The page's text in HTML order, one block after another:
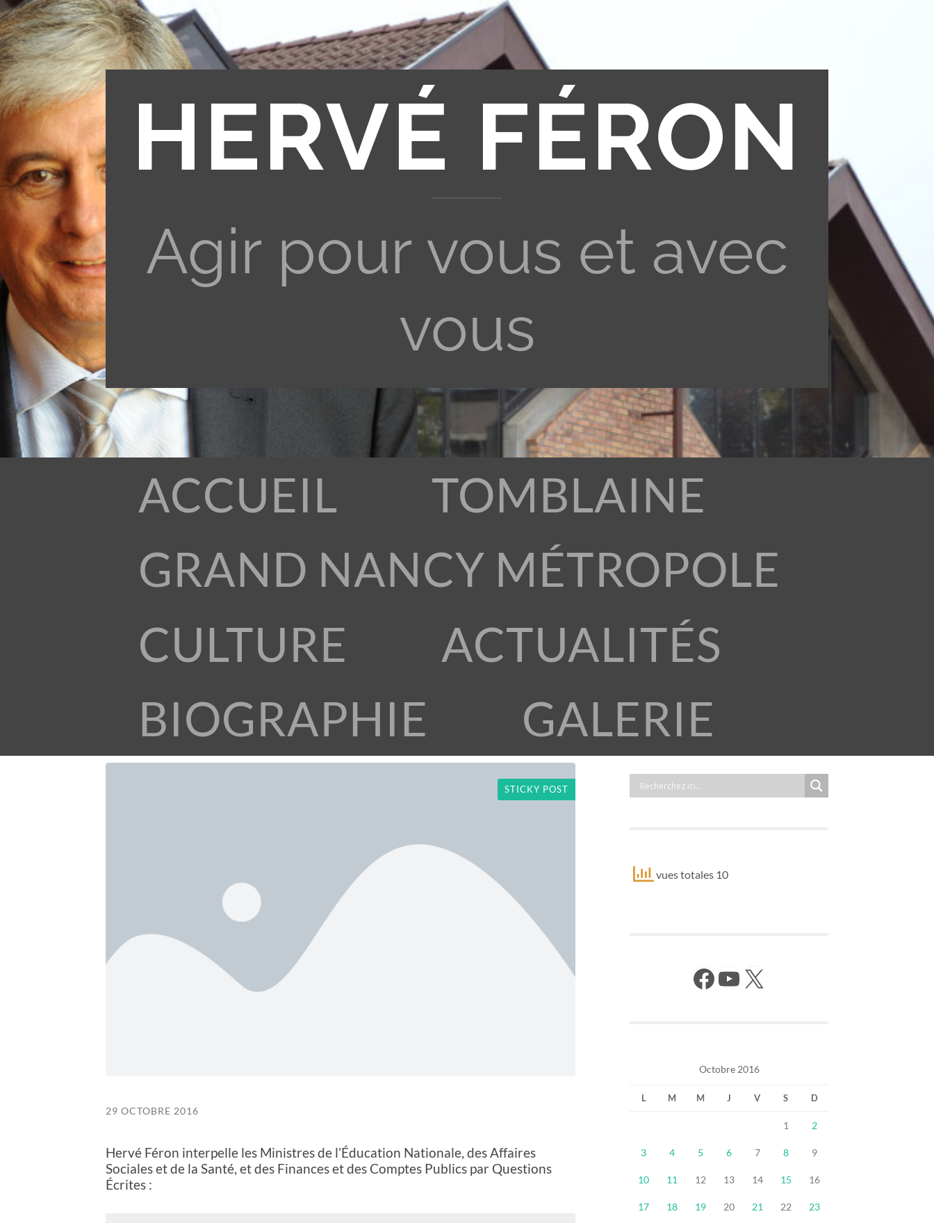
HERVÉ FÉRON
Agir pour vous et avec
vous
ACCUEIL
TOMBLAINE
GRAND NANCY MÉTROPOLE
CULTURE
ACTUALITÉS
BIOGRAPHIE
GALERIE
STICKY POST
29 OCTOBRE 2016
Hervé Féron interpelle les Ministres de l’Éducation Nationale, des Affaires
Sociales et de la Santé, et des Finances et des Comptes Publics par Questions
Écrites :
vues totales 10
Facebook YouTube X
Octobre 2016
L M M J V S D
1 2
3 4 5 6 7 8 9
10 11 12 13 14 15 16
17 18 19 20 21 22 23